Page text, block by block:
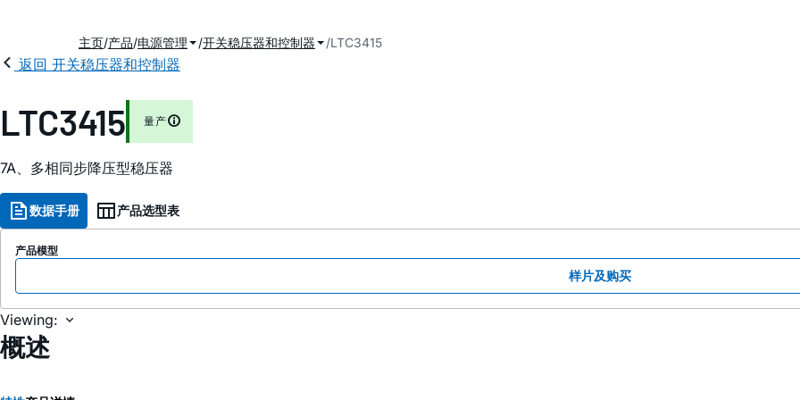
主页 产品 电源管理 开关稳压器和控制器 LTC3415
返回 开关稳压器和控制器
LTC3415 量产
7A、多相同步降压型稳压器
数据手册 产品选型表
产品模型
样片及购买
Viewing:
概述